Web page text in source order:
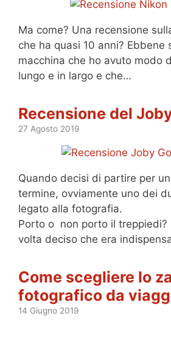
Ma come? Una recensione
che ha quasi 10 anni? Ebbene
macchina che ho avuto modo
lungo e in largo e che…
Recensione del
27 Agosto 2019
Quando decisi di partire per
termine, ovviamente uno dei
legato alla fotografia.
Porto o non porto il treppiedi?
volta deciso che era
Come scegliere lo
fotografico da
14 Giugno 2019